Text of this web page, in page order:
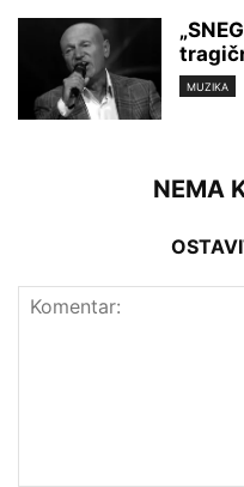
MUZIKA
NEMA